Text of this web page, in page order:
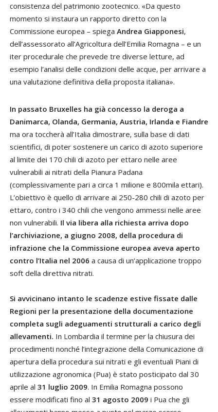
consistenza del patrimonio zootecnico. «Da questo
momento si instaura un rapporto diretto con la
Commissione europea – spiega Andrea Giapponesi,
dell’assessorato all’Agricoltura dell’Emilia Romagna – e un
iter procedurale che prevede tre diverse letture, ad
esempio l’analisi delle condizioni delle acque, per arrivare a
una valutazione definitiva della proposta italiana».
In passato Bruxelles ha già concesso la deroga a
Danimarca, Olanda, Germania, Austria, Irlanda e Fiandre
ma ora toccherà all’Italia dimostrare, sulla base di dati
scientifici, di poter sostenere un carico di azoto superiore
al limite dei 170 chili di azoto per ettaro nelle aree
vulnerabili ai nitrati della Pianura Padana
(complessivamente pari a circa 1 milione e 800mila ettari).
L’obiettivo è quello di arrivare ai 250-280 chili di azoto per
ettaro, contro i 340 chili che vengono ammessi nelle aree
non vulnerabili. Il via libera alla richiesta arriva dopo
l’archiviazione, a giugno 2008, della procedura di
infrazione che la Commissione europea aveva aperto
contro l’Italia nel 2006 a causa di un’applicazione troppo
soft della direttiva nitrati.
Si avvicinano intanto le scadenze estive fissate dalle
Regioni per la presentazione della documentazione
completa sugli adeguamenti strutturali a carico degli
allevamenti. In Lombardia il termine per la chiusura dei
procedimenti nonché l’integrazione della Comunicazione di
apertura della procedura sui nitrati e gli eventuali Piani di
utilizzazione agronomica (Pua) è stato posticipato dal 30
aprile al 31 luglio 2009. In Emilia Romagna possono
essere modificati fino al 31 agosto 2009 i Pua che gli